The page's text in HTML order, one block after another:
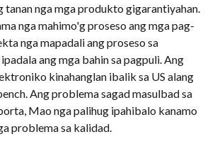
tanan nga mga produkto gigarantiyahan.
nga mahimo'g proseso ang mga pag-
nga mapadali ang proseso sa
ang mga bahin sa pagpuli. Ang
kinahanglan ibalik sa US alang
Ang problema sagad masulbad sa
Mao nga palihug ipahibalo kanamo
problema sa kalidad.